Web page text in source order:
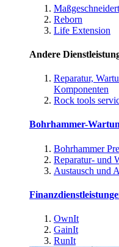
Reborn
Life Extension
Andere
Reparatur,
Komponenten
Rock tools
Bohrhammer-
Bohrhammer
Reparatur- und
Austausch und
OwnIt
GainIt
RunIt